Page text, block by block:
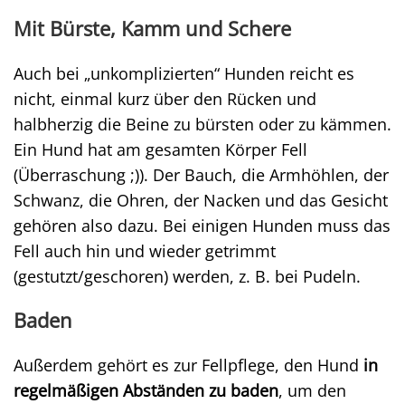
Mit Bürste, Kamm und Schere
Auch bei „unkomplizierten“ Hunden reicht es
nicht, einmal kurz über den Rücken und
halbherzig die Beine zu bürsten oder zu kämmen.
Ein Hund hat am gesamten Körper Fell
(Überraschung ;)). Der Bauch, die Armhöhlen, der
Schwanz, die Ohren, der Nacken und das Gesicht
gehören also dazu. Bei einigen Hunden muss das
Fell auch hin und wieder getrimmt
(gestutzt/geschoren) werden, z. B. bei Pudeln.
Baden
Außerdem gehört es zur Fellpflege, den Hund in
regelmäßigen Abständen zu baden, um den